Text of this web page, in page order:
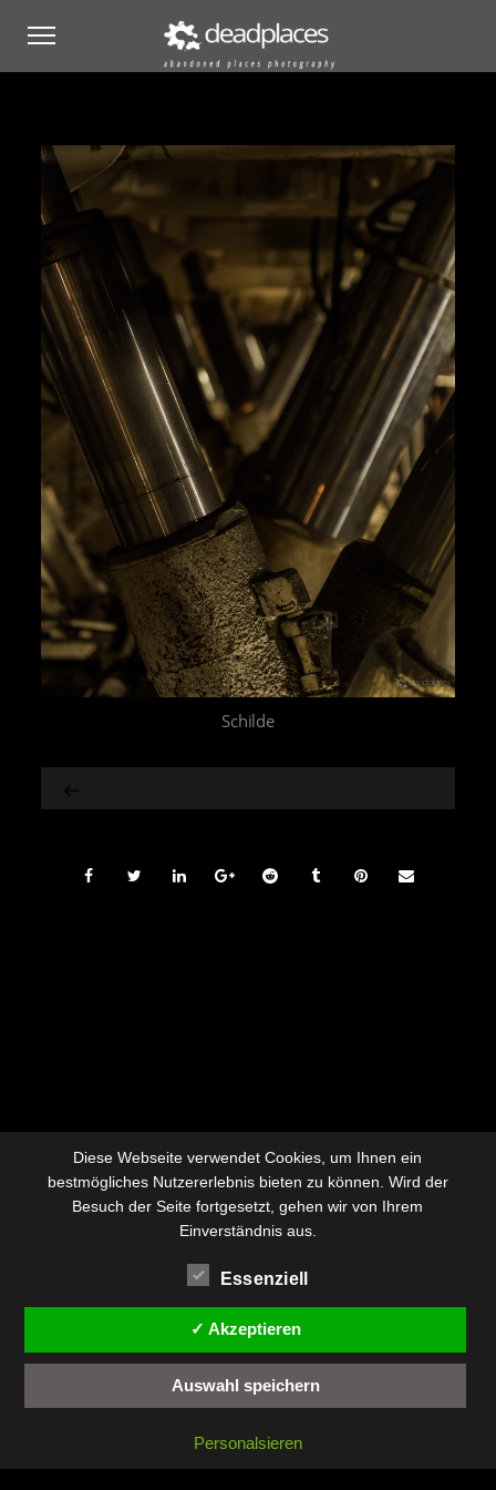
Schilde
Diese Webseite verwendet Cookies, um Ihnen ein
bestmögliches Nutzererlebnis bieten zu können. Wird der
Besuch der Seite fortgesetzt, gehen wir von Ihrem
Einverständnis aus.
Essenziell
✓ Akzeptieren
Auswahl speichern
Personalsieren